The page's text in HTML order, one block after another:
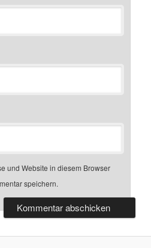
und Website in diesem Browser
speichern.